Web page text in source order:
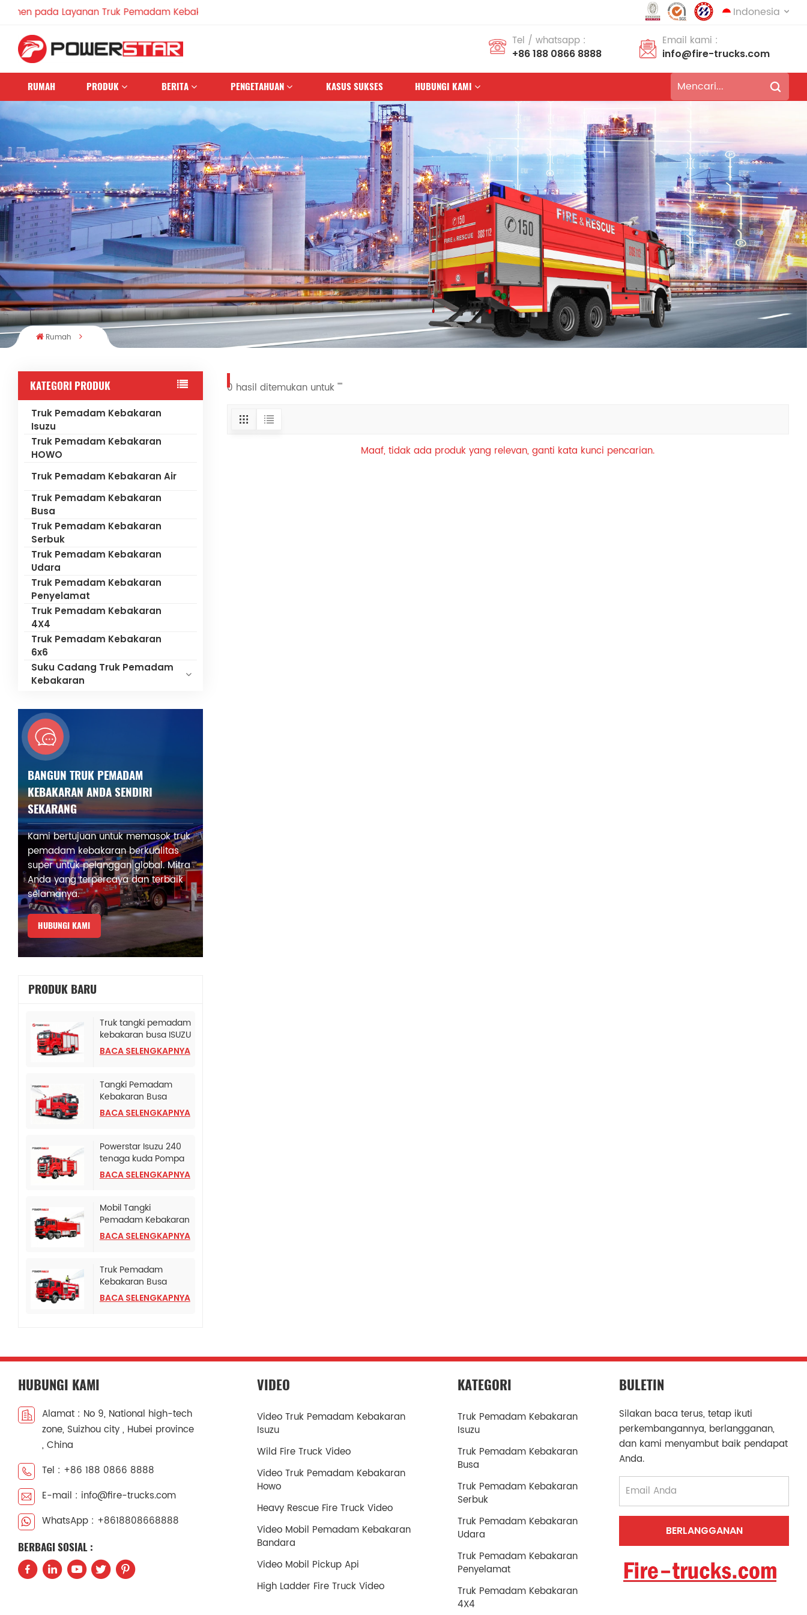
Layanan Truk Pemadam Kebakaran Sejak 1990 Indonesia
Deutsch
português Nederlands
العربية 日本語
한국의 Türkçe
Melayu ไทย
Tiếng Việt Indonesia
中文 қазақ
Filipino
Tel / whatsapp :
+86 188 0866 8888
Email kami :
info@fire-trucks.com
RUMAH PRODUK BERITA PENGETAHUAN KASUS SUKSES HUBUNGI KAMI
Rumah
KATEGORI PRODUK
Truk Pemadam Kebakaran
Isuzu
Truk Pemadam Kebakaran
HOWO
Truk Pemadam Kebakaran Air
Truk Pemadam Kebakaran
Busa
Truk Pemadam Kebakaran
Serbuk
Truk Pemadam Kebakaran
Udara
Truk Pemadam Kebakaran
Penyelamat
Truk Pemadam Kebakaran
4X4
Truk Pemadam Kebakaran
6x6
Suku Cadang Truk Pemadam
Kebakaran
BANGUN TRUK PEMADAM
KEBAKARAN ANDA SENDIRI
SEKARANG
Kami bertujuan untuk memasok truk
pemadam kebakaran berkualitas
super untuk pelanggan global. Mitra
Anda yang terpercaya dan terbaik
selamanya.
HUBUNGI KAMI
PRODUK BARU
Truk tangki pemadam
kebakaran busa ISUZU
Albania
BACA SELENGKAPNYA
Tangki Pemadam
Kebakaran Busa
Terpasang di Truk
SINOTRUK HOWO TX
BACA SELENGKAPNYA
Powerstar Isuzu 240
tenaga kuda Pompa
Pemadam Kebakaran
Darurat
BACA SELENGKAPNYA
Mobil Tangki
Pemadam Kebakaran
HOWO TX Dengan
Pompa Pemadam
BACA SELENGKAPNYA
Truk Pemadam
Kebakaran Busa
Bertekanan Tinggi
HOWO
BACA SELENGKAPNYA
0 hasil ditemukan untuk ""
Maaf, tidak ada produk yang relevan, ganti kata kunci pencarian.
HUBUNGI KAMI
Alamat : No 9, National high-tech
zone, Suizhou city , Hubei province
, China
Tel : +86 188 0866 8888
E-mail : info@fire-trucks.com
WhatsApp : +8618808668888
BERBAGI SOSIAL :
VIDEO
Video Truk Pemadam Kebakaran
Isuzu
Wild Fire Truck Video
Video Truk Pemadam Kebakaran
Howo
Heavy Rescue Fire Truck Video
Video Mobil Pemadam Kebakaran
Bandara
Video Mobil Pickup Api
High Ladder Fire Truck Video
KATEGORI
Truk Pemadam Kebakaran
Isuzu
Truk Pemadam Kebakaran
Busa
Truk Pemadam Kebakaran
Serbuk
Truk Pemadam Kebakaran
Udara
Truk Pemadam Kebakaran
Penyelamat
Truk Pemadam Kebakaran
4X4
BULETIN
Silakan baca terus, tetap ikuti
perkembangannya, berlangganan,
dan kami menyambut baik pendapat
Anda.